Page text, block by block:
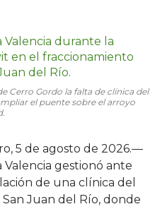
Cerro Gordo la falta de clínica del
el puente sobre el arroyo
5 de agosto de 2026.—
Valencia gestionó ante
de una clínica del
San Juan del Río, donde